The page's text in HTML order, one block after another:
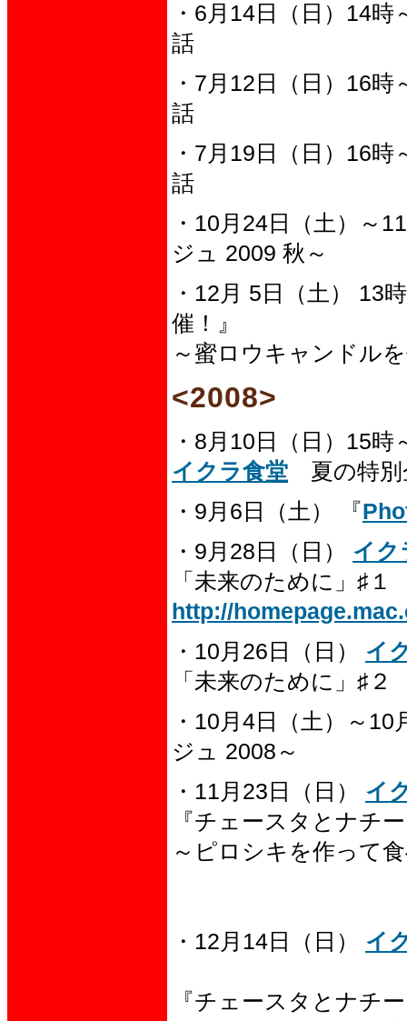
・6月14日（日）14時
話
・7月12日（日）16時
話
・7月19日（日）16時
話
・10月24日（土）
ジュ 2009 秋～
・12月 5日（土）
催！』
～蜜ロウキャンドル
<2008>
・8月10日（日）15
イクラ食堂 夏の特別
・9月6日（土） 『
・9月28日（日） イク
「未来のために」♯１
http://
・10月26日（日） イ
「未来のために」♯２
・10月4日（土）～
ジュ 2008～
・11月23日（日） イ
『チェースタとナチ
～ピロシキを作って
・12月14日（日） イ
『チェースタとナチ